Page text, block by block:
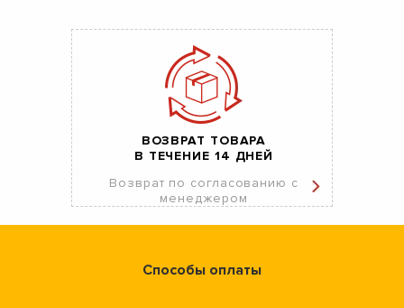
ВОЗВРАТ ТОВАРА
В ТЕЧЕНИЕ 14 ДНЕЙ
Возврат по согласованию с
менеджером
Способы оплаты